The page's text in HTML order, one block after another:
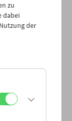
zu
dabei
der